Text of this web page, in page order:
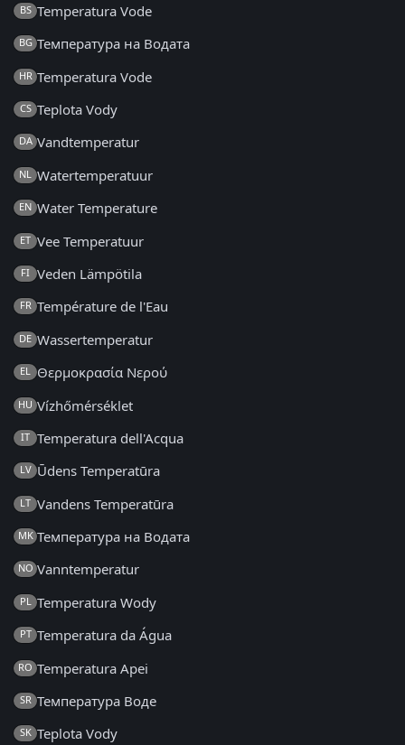
BS Temperatura Vode
BG Температура на Водата
HR Temperatura Vode
CS Teplota Vody
DA Vandtemperatur
NL Watertemperatuur
EN Water Temperature
ET Vee Temperatuur
FI Veden Lämpötila
FR Température de l'Eau
DE Wassertemperatur
EL Θερμοκρασία Νερού
HU Vízhőmérséklet
IT Temperatura dell'Acqua
LV Ūdens Temperatūra
LT Vandens Temperatūra
MK Температура на Водата
NO Vanntemperatur
PL Temperatura Wody
PT Temperatura da Água
RO Temperatura Apei
SR Температура Воде
SK Teplota Vody